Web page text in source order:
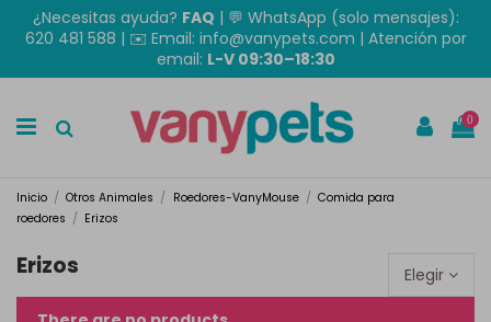
¿Necesitas ayuda? FAQ | 💬 WhatsApp (solo mensajes):
620 481 588 | ✉️ Email: info@vanypets.com | Atención por
email: L-V 09:30–18:30
0
Inicio Otros Animales Roedores-VanyMouse
Comida para
roedores
Erizos
Erizos Elegir